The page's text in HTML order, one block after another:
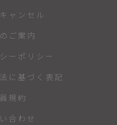
ャンセル
ご案内
ーポリシー
に基づく表記
規約
合わせ